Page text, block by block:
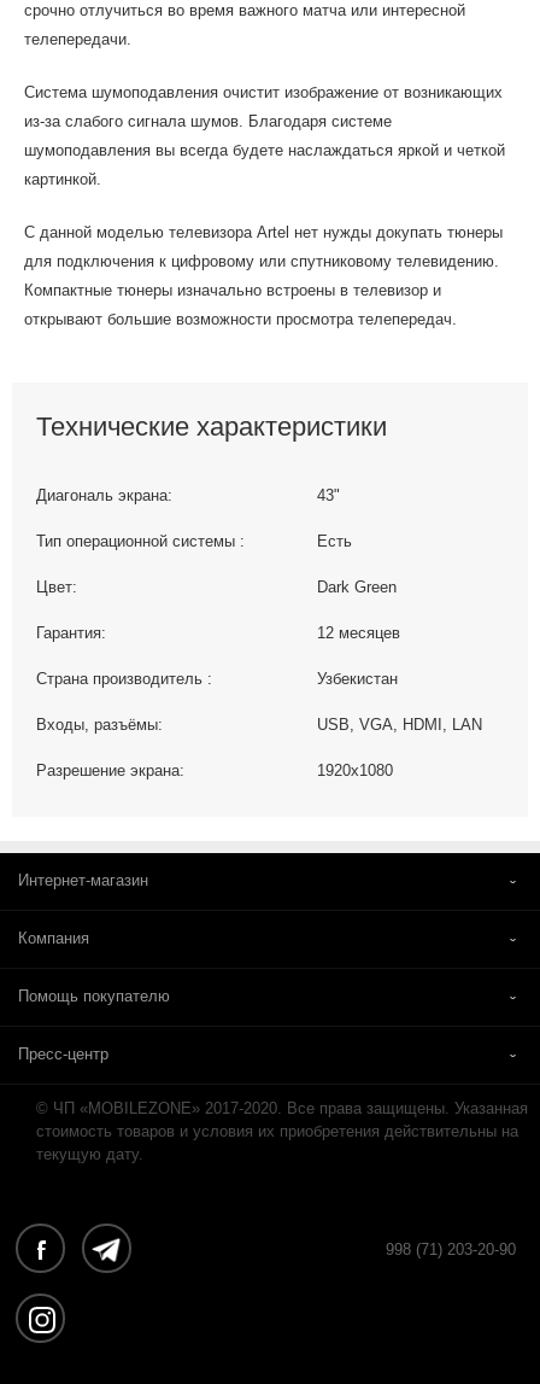
срочно отлучиться во время важного матча или интересной
телепередачи.
Система шумоподавления очистит изображение от возникающих
из-за слабого сигнала шумов. Благодаря системе
шумоподавления вы всегда будете наслаждаться яркой и четкой
картинкой.
С данной моделью телевизора Artel нет нужды докупать тюнеры
для подключения к цифровому или спутниковому телевидению.
Компактные тюнеры изначально встроены в телевизор и
открывают большие возможности просмотра телепередач.
Технические характеристики
Диагональ экрана: 43"
Тип операционной системы : Есть
Цвет: Dark Green
Гарантия: 12 месяцев
Страна производитель : Узбекистан
Входы, разъёмы: USB, VGA, HDMI, LAN
Разрешение экрана: 1920x1080
Интернет-магазин
Компания
Помощь покупателю
Пресс-центр
© ЧП «MOBILEZONE» 2017-2020. Все права защищены. Указанная
стоимость товаров и условия их приобретения действительны на
текущую дату.
998 (71) 203-20-90